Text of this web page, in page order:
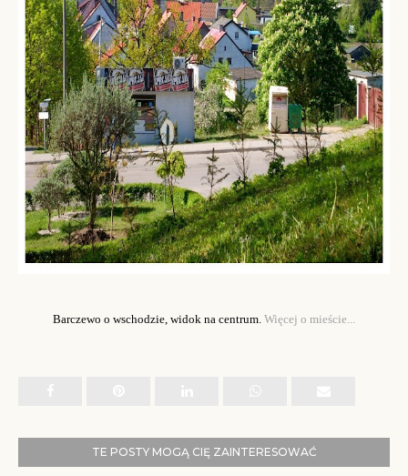
Barczewo o wschodzie, widok na centrum. Więcej o mieście...
TE POSTY MOGĄ CIĘ ZAINTERESOWAĆ